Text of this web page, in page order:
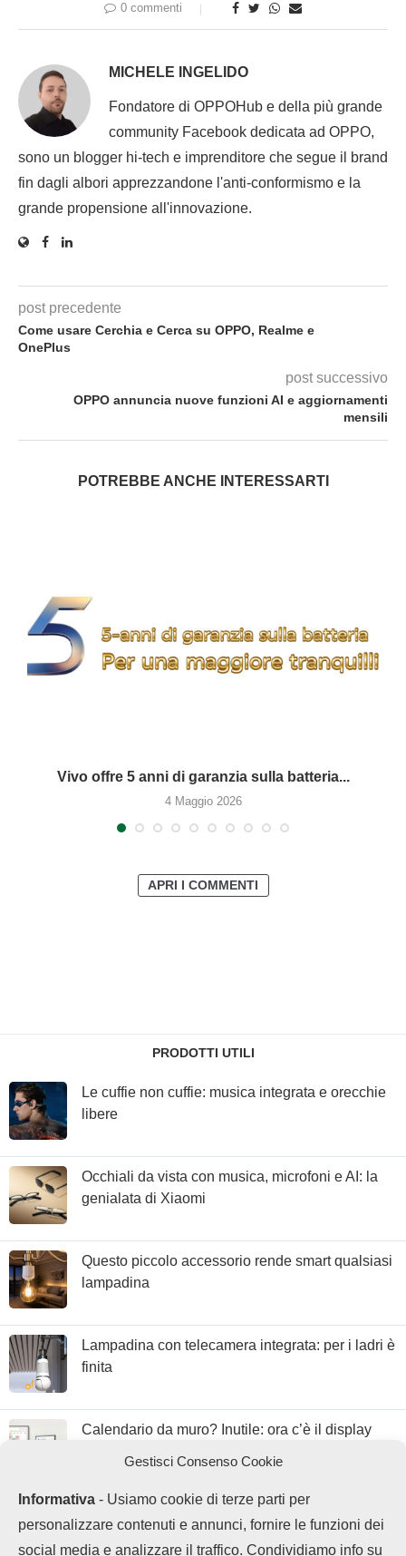
Gestisci Consenso Cookie
Informativa - Usiamo cookie di terze parti per
personalizzare contenuti e annunci, fornire le funzioni dei
social media e analizzare il traffico. Condividiamo info su
0 commenti
MICHELE INGELIDO
Fondatore di OPPOHub e della più grande
community Facebook dedicata ad OPPO,
sono un blogger hi-tech e imprenditore che segue il brand
fin dagli albori apprezzandone l'anti-conformismo e la
grande propensione all'innovazione.
post precedente
Come usare Cerchia e Cerca su OPPO, Realme e
OnePlus
post successivo
OPPO annuncia nuove funzioni AI e aggiornamenti
mensili
POTREBBE ANCHE INTERESSARTI
Vivo offre 5 anni di garanzia sulla batteria...
4 Maggio 2026
APRI I COMMENTI
PRODOTTI UTILI
Le cuffie non cuffie: musica integrata e orecchie
libere
Occhiali da vista con musica, microfoni e AI: la
genialata di Xiaomi
Questo piccolo accessorio rende smart qualsiasi
lampadina
Lampadina con telecamera integrata: per i ladri è
finita
Calendario da muro? Inutile: ora c’è il display